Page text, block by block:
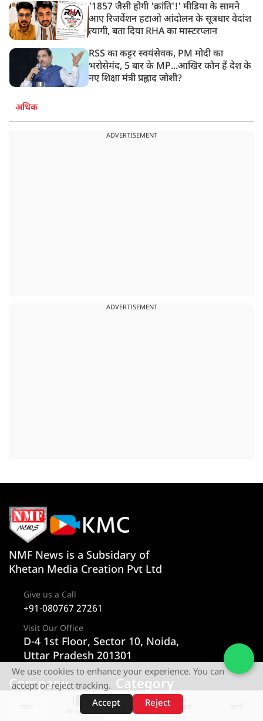
'1857 जैसी होगी 'क्रांति'!' मीडिया के सामने
आए रिजर्वेशन हटाओ आंदोलन के सूत्रधार वेदांश
त्यागी, बता दिया RHA का मास्टरप्लान
RSS का कट्टर स्वयंसेवक, PM मोदी का
भरोसेमंद, 5 बार के MP...आखिर कौन हैं देश के
नए शिक्षा मंत्री प्रह्लाद जोशी?
अधिक
ADVERTISEMENT
ADVERTISEMENT
वेब स्टोरीज़
NMF News is a Subsidary of
Khetan Media Creation Pvt Ltd
Give us a Call
+91-080767 27261
Visit Our Office
D-4 1st Floor, Sector 10, Noida,
Uttar Pradesh 201301
Company Category
न्यूज
We use cookies to enhance your experience. You can
accept or reject tracking.
Accept
Reject